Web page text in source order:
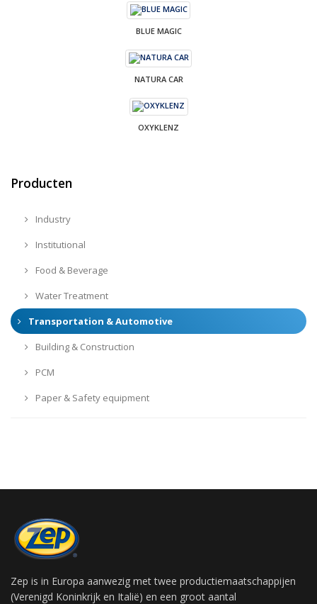
BLUE MAGIC
NATURA CAR
OXYKLENZ
Producten
Industry
Institutional
Food & Beverage
Water Treatment
Transportation & Automotive
Building & Construction
PCM
Paper & Safety equipment
Zep is in Europa aanwezig met twee productiemaatschappijen
(Verenigd Koninkrijk en Italië) en een groot aantal